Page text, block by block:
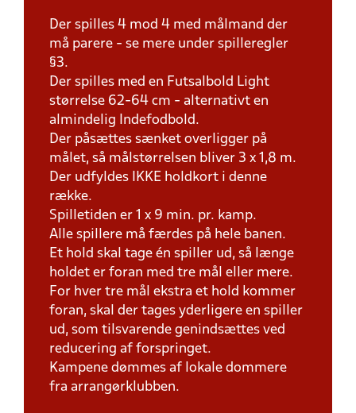
Der spilles 4 mod 4 med målmand der
må parere - se mere under spilleregler
§3.
Der spilles med en Futsalbold Light
størrelse 62-64 cm - alternativt en
almindelig Indefodbold.
Der påsættes sænket overligger på
målet, så målstørrelsen bliver 3 x 1,8 m.
Der udfyldes IKKE holdkort i denne
række.
Spilletiden er 1 x 9 min. pr. kamp.
Alle spillere må færdes på hele banen.
Et hold skal tage én spiller ud, så længe
holdet er foran med tre mål eller mere.
For hver tre mål ekstra et hold kommer
foran, skal der tages yderligere en spiller
ud, som tilsvarende genindsættes ved
reducering af forspringet.
Kampene dømmes af lokale dommere
fra arrangørklubben.